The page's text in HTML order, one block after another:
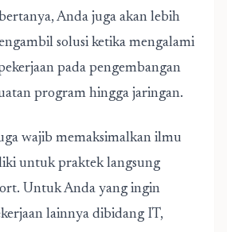
Anda juga akan lebih
solusi ketika mengalami
pada pengembangan
program hingga jaringan.
wajib memaksimalkan ilmu
untuk praktek langsung
Untuk Anda yang ingin
lainnya dibidang IT,